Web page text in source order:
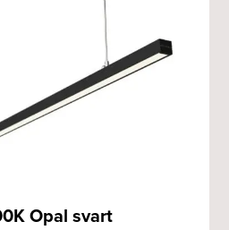
Opal svart